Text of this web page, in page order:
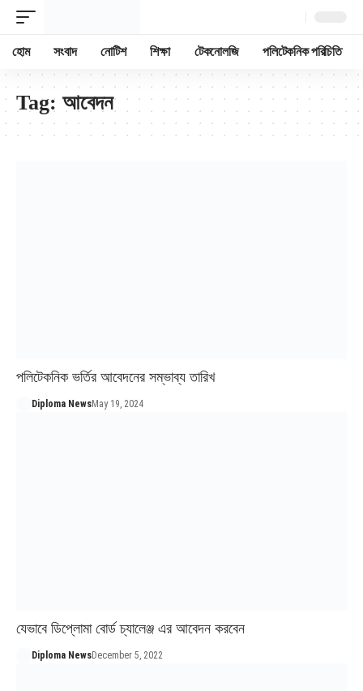
হোম সংবাদ নোটিশ শিক্ষা টেকনোলজি পলিটেকনিক পরিচিতি
Tag: আবেদন
পলিটেকনিক ভর্তির আবেদনের সম্ভাব্য তারিখ
Diploma NewsMay 19, 2024
যেভাবে ডিপ্লোমা বোর্ড চ্যালেঞ্জ এর আবেদন করবেন
Diploma NewsDecember 5, 2022